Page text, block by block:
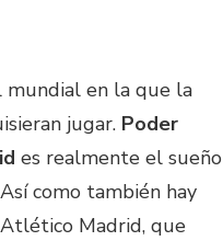
mundial en la que la
jugar. Poder
es realmente el sueño
como también hay
Madrid, que